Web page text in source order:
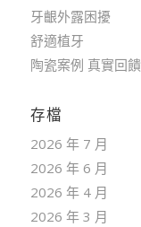
牙齦外露困擾
舒適植牙
陶瓷案例 真實回饋
存檔
2026 年 7 月
2026 年 6 月
2026 年 4 月
2026 年 3 月